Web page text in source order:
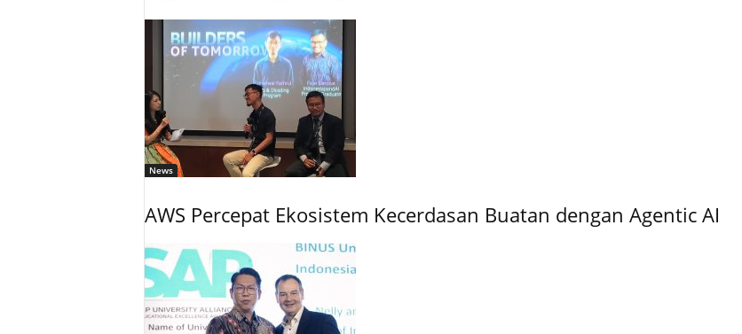
News
AWS Percepat Ekosistem Kecerdasan Buatan dengan Agentic AI